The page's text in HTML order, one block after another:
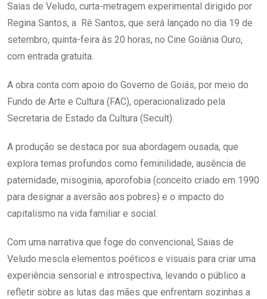
Saias de Veludo, curta-metragem experimental dirigido por
Regina Santos, a Rê Santos, que será lançado no dia 19 de
setembro, quinta-feira às 20 horas, no Cine Goiânia Ouro,
com entrada gratuita.
A obra conta com apoio do Governo de Goiás, por meio do
Fundo de Arte e Cultura (FAC), operacionalizado pela
Secretaria de Estado da Cultura (Secult).
A produção se destaca por sua abordagem ousada, que
explora temas profundos como feminilidade, ausência de
paternidade, misoginia, aporofobia (conceito criado em 1990
para designar a aversão aos pobres) e o impacto do
capitalismo na vida familiar e social.
Com uma narrativa que foge do convencional, Saias de
Veludo mescla elementos poéticos e visuais para criar uma
experiência sensorial e introspectiva, levando o público a
refletir sobre as lutas das mães que enfrentam sozinhas a